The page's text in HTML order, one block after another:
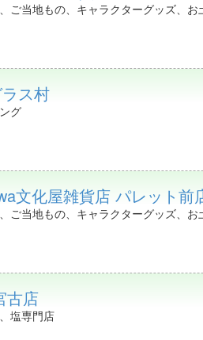
ご当地もの、キャラクターグッズ、お
ス村
グ
文化屋雑貨店 パレット前
ご当地もの、キャラクターグッズ、お
古店
塩専門店